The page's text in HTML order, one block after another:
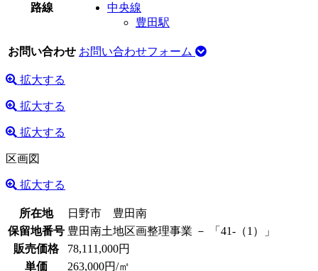
路線
中央線
豊田駅
お問い合わせ お問い合わせフォーム
拡大する
拡大する
拡大する
区画図
拡大する
所在地
日野市 豊田南
保留地番号 豊田南土地区画整理事業 － 「41-（1）」
販売価格
78,111,000円
単価
263,000円/㎡